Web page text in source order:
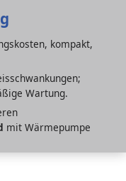
kompakt,
Wartung.
mit Wärmepumpe